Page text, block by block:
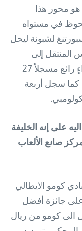
بات هو محور هذا
في مستواه
لشبونة ليحل
المنتقل إلى
أرسنال الإنجليزي، وقد ردّ سواريز بأداءٍ رائع مسجلاً 27
كما سجل أربعة
21 عامًا ينظر اليه على إنه الخليفة
صانع الألعاب
كومو الايطالي
16 لينافس على جائزة أفضل
الى كومو من ريال